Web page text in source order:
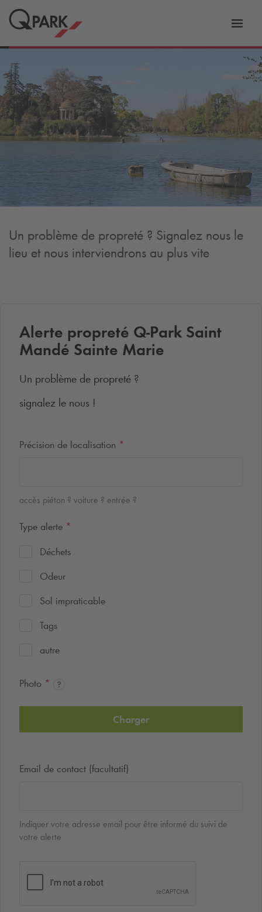
vers
la
Un problème de propreté ? Signalez nous le
lieu et nous interviendrons au plus vite
Alerte propreté Q-Park Saint
Mandé Sainte Marie
Un problème de propreté ?
signalez le nous !
Précision de localisation *
accès piéton ? voiture ? entrée ?
Type alerte *
Déchets
Odeur
Sol impraticable
Tags
autre
Photo *
Charger
Email de contact (facultatif)
Indiquer votre adresse email pour être informé du suivi de
votre alerte